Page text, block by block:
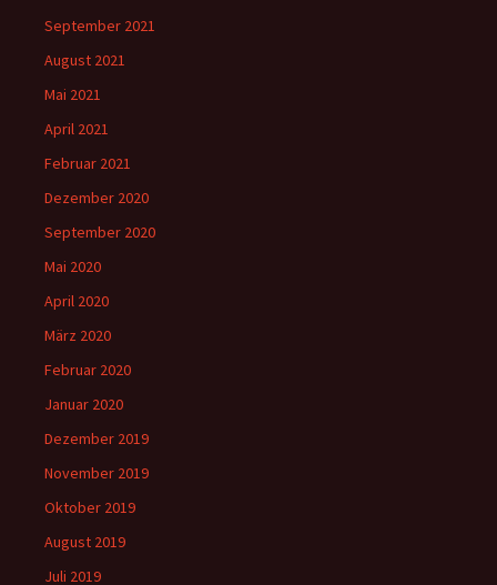
September 2021
August 2021
Mai 2021
April 2021
Februar 2021
Dezember 2020
September 2020
Mai 2020
April 2020
März 2020
Februar 2020
Januar 2020
Dezember 2019
November 2019
Oktober 2019
August 2019
Juli 2019